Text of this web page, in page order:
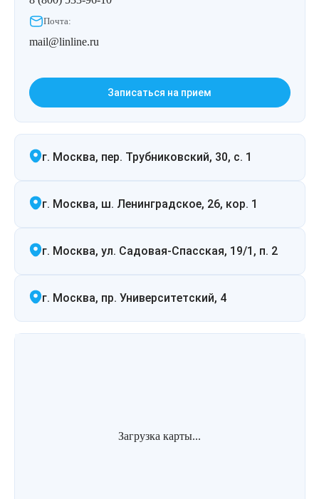
Почта:
mail@linline.ru
Записаться на прием
г. Москва, пер. Трубниковский, 30, с. 1
г. Москва, ш. Ленинградское, 26, кор. 1
г. Москва, ул. Садовая-Спасская, 19/1, п. 2
г. Москва, пр. Университетский, 4
Загрузка карты...